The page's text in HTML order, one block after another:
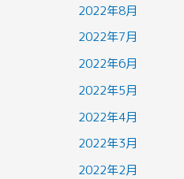
2022年8月
2022年7月
2022年6月
2022年5月
2022年4月
2022年3月
2022年2月